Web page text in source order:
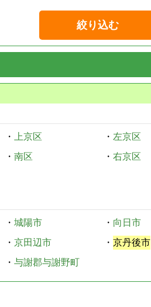
絞り込む
・ 上京区 ・ 左京区
・ 南区 ・ 右京区
・ 城陽市 ・ 向日市
・ 京田辺市 ・ 京丹後市
・ 与謝郡与謝野町